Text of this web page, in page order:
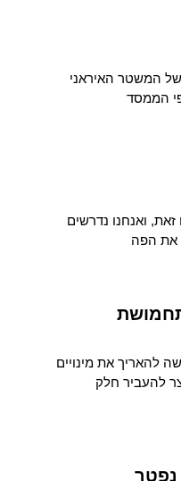
המשטר האיראני
הממסד
ואנחנו נדרשים
את הפה
להאריך את מינויים
להעביר חלק
נפטר